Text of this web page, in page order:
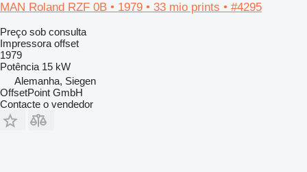
MAN Roland RZF 0B • 1979 • 33 mio prints • #4295
Preço sob consulta
Impressora offset
1979
Potência 15 kW
Alemanha, Siegen
OffsetPoint GmbH
Contacte o vendedor